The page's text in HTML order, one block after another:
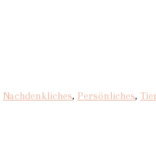
Nachdenkliches, Persönliches,